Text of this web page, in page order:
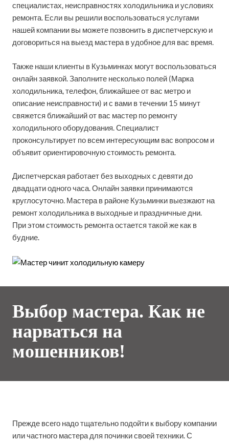
специалистах, неисправностях холодильника и условиях
ремонта. Если вы решили воспользоваться услугами
нашей компании вы можете позвонить в диспетчерскую и
договориться на выезд мастера в удобное для вас время.
Также наши клиенты в Кузьминках могут воспользоваться
онлайн заявкой. Заполните несколько полей (Марка
холодильника, телефон, ближайшее от вас метро и
описание неисправности) и с вами в течении 15 минут
свяжется ближайший от вас мастер по ремонту
холодильного оборудования. Специалист
проконсультирует по всем интересующим вас вопросом и
объявит ориентировочную стоимость ремонта.
Диспетчерская работает без выходных с девяти до
двадцати одного часа. Онлайн заявки принимаются
круглосуточно. Мастера в районе Кузьминки выезжают на
ремонт холодильника в выходные и праздничные дни.
При этом стоимость ремонта остается такой же как в
будние.
Выбор мастера. Как не
нарваться на
мошенников!
Прежде всего надо тщательно подойти к выбору компании
или частного мастера для починки своей техники. С